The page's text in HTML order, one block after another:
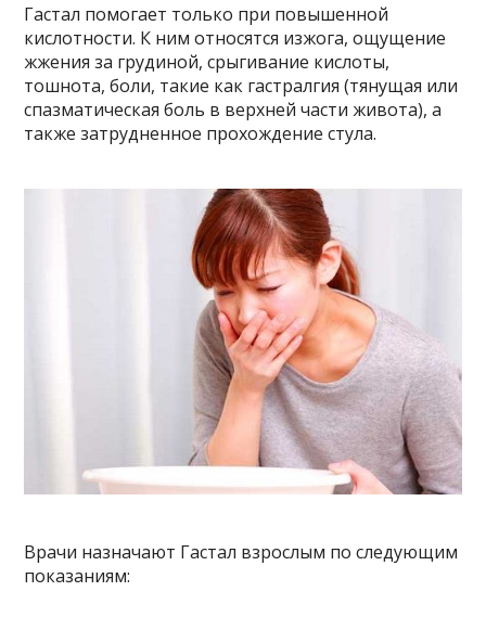
Гастал помогает только при повышенной
кислотности. К ним относятся изжога, ощущение
жжения за грудиной, срыгивание кислоты,
тошнота, боли, такие как гастралгия (тянущая или
спазматическая боль в верхней части живота), а
также затрудненное прохождение стула.
Врачи назначают Гастал взрослым по следующим
показаниям: